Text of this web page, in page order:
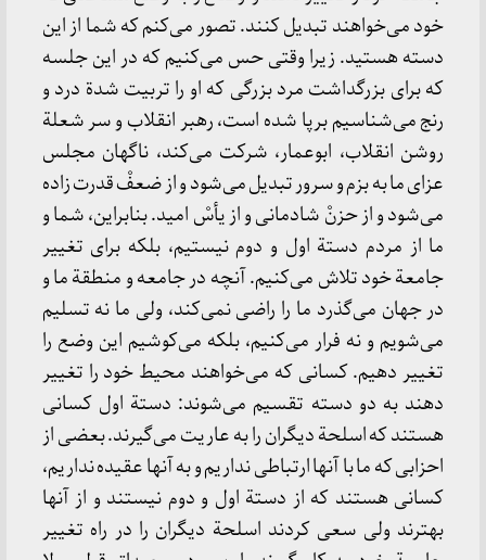
خود می‌خواهند تبدیل‌ کنند. تصور می‌کنم‌ که‌ شما از این‌
دسته‌ هستید. زیرا وقتی‌ حس‌ می‌کنیم‌ که‌ در این‌ جلسه‌
که‌ برای‌ بزرگداشت‌ مرد بزرگی‌ که‌ او را تربیت‌ شدة‌ درد و
رنج‌ می‌شناسیم‌ برپا شده‌ است‌، رهبر انقلاب‌ و سر شعلة‌
روشن‌ انقلاب‌، ابوعمار، شرکت‌ می‌کند، ناگهان‌ مجلس‌
عزای‌ ما به‌ بزم‌ و سرور تبدیل‌ می‌شود و از ضعفْ قدرت‌ زاده‌
می‌شود و از حزنْ شادمانی‌ و از یأسْ امید. بنابراین‌، شما و
ما از مردم‌ دستة‌ اول‌ و دوم‌ نیستیم‌، بلکه‌ برای‌ تغییر
جامعة‌ خود تلاش‌ می‌کنیم‌. آنچه‌ در جامعه‌ و منطقة‌ ما و
در جهان‌ می‌گذرد ما را راضی‌ نمی‌کند، ولی‌ ما نه‌ تسلیم‌
می‌شویم‌ و نه‌ فرار می‌کنیم‌، بلکه‌ می‌کوشیم‌ این‌ وضع‌ را
تغییر دهیم‌. کسانی‌ که‌ می‌خواهند محیط‌ خود را تغییر
دهند به‌ دو دسته‌ تقسیم‌ می‌شوند: دستة‌ اول‌ کسانی‌
هستند که‌ اسلحة‌ دیگران‌ را به‌ عاریت‌ می‌گیرند. بعضی‌ از
احزابی‌ که‌ ما با آنها ارتباطی‌ نداریم‌ و به‌ آنها عقیده‌ نداریم‌،
کسانی‌ هستند که‌ از دستة‌ اول‌ و دوم‌ نیستند و از آنها
بهترند ولی‌ سعی‌ کردند اسلحة‌ دیگران‌ را در راه‌ تغییر